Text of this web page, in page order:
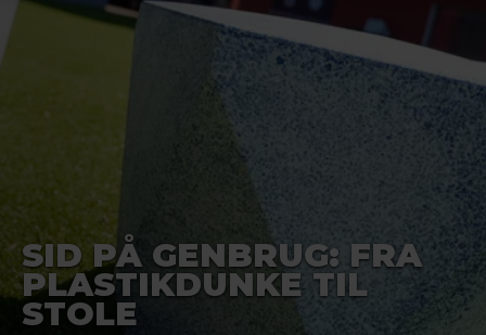
SID PÅ GENBRUG: FRA
PLASTIKDUNKE TIL
STOLE